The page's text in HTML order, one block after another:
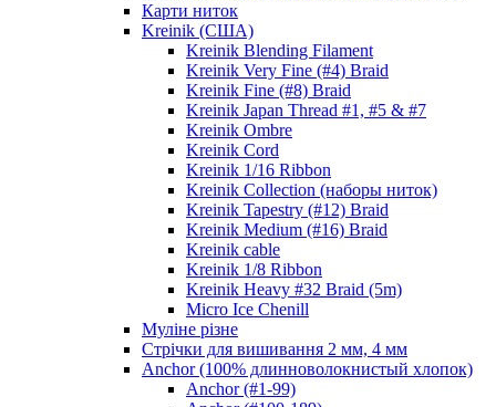
Карти ниток
Kreinik (США)
Kreinik Blending Filament
Kreinik Very Fine (#4) Braid
Kreinik Fine (#8) Braid
Kreinik Japan Thread #1, #5 & #7
Kreinik Ombre
Kreinik Cord
Kreinik 1/16 Ribbon
Kreinik Collection (наборы ниток)
Kreinik Tapestry (#12) Braid
Kreinik Medium (#16) Braid
Kreinik cable
Kreinik 1/8 Ribbon
Kreinik Heavy #32 Braid (5m)
Micro Ice Chenill
Муліне різне
Стрічки для вишивання 2 мм, 4 мм
Anchor (100% длинноволокнистый хлопок)
Anchor (#1-99)